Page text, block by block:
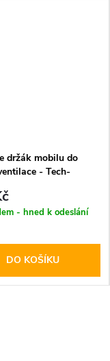
držák mobilu do
- Tech-
- hned k odeslání
DO KOŠÍKU